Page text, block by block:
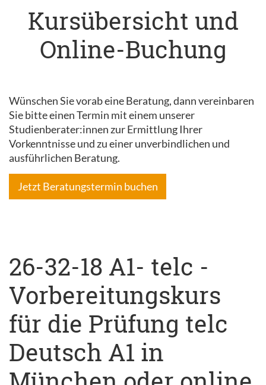
Kursübersicht und
Online-Buchung
Wünschen Sie vorab eine Beratung, dann vereinbaren
Sie bitte einen Termin mit einem unserer
Studienberater:innen zur Ermittlung Ihrer
Vorkenntnisse und zu einer unverbindlichen und
ausführlichen Beratung.
Jetzt Beratungstermin buchen
26-32-18 A1- telc -
Vorbereitungskurs
für die Prüfung telc
Deutsch A1 in